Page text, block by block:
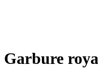
Garbure